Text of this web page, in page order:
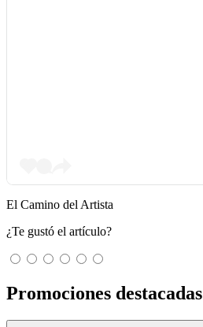
El Camino del Artista
¿Te gustó el artículo?
Promociones destacadas